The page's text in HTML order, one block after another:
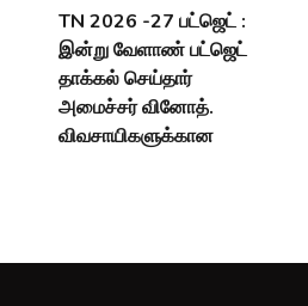
TN 2026 -27 பட்ஜெட் :
இன்று வேளாண் பட்ஜெட்
தாக்கல் செய்தார்
அமைச்சர் வினோத்.
விவசாயிகளுக்கான